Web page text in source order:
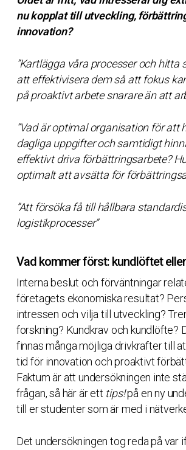
nu kopplat till utveckling,
innovation?
”Kartlägga våra processer och hitta
att effektivisera dem så att fokus
på proaktivt arbete snarare än att
”Vad är optimal organisation för att
dagliga uppgifter och samtidigt
effektivt driva förbättringsarbete?
optimalt att avsätta för
”Att försöka få till hållbara
logistikprocesser”
Vad kommer först: kundlöftet
Interna beslut och förväntningar
företagets ekonomiska resultat?
intressen och vilja till utveckling?
forskning? Kundkrav och kundlöfte?
finnas många möjliga drivkrafter till
tid för innovation och proaktivt
Faktum är att undersökningen inte
frågan, så här är ett tips!på en ny
till er studenter som är med i
Det undersökningen tog reda på var